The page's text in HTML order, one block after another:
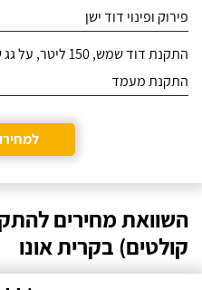
פירוק ופינוי דוד ישן
התקנת דוד שמש, 150
התקנת מעמד
השוואת מחירים
קולטים) בקרית אונו